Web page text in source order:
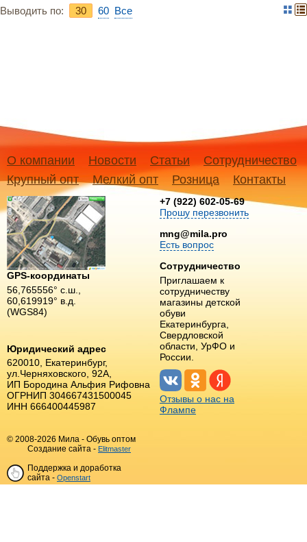
Выводить по: 30 60 Bce
О компании Новости Статьи
Сотрудничество
Крупный опт
Мелкий опт Розница Контакты
GPS-координаты
56,765556° с.ш.,
60,619919° в.д.
(WGS84)
Юридический адрес
620010, Екатеринбург,
ул.Черняховского, 92А,
ИП Бородина Альфия Рифовна
ОГРНИП 304667431500045
ИНН 666400445987
+7 (922) 602-05-69
Прошу перезвонить
mng@mila.pro
Есть вопрос
Сотрудничество
Приглашаем к
сотрудничеству
магазины детской
обуви
Екатеринбурга,
Свердловской
области, УрФО и
России.
Отзывы о нас на
Флампе
© 2008-2026 Мила - Обувь оптом
Создание сайта - Elitmaster
Поддержка и доработка
сайта - Openstart